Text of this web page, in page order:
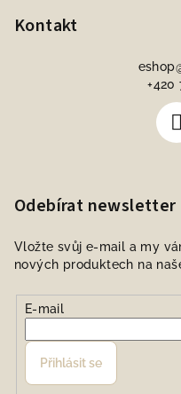
Kontakt
eshop
+420
Odebírat newsletter
Vložte svůj e-mail a my
nových produktech na
E-mail
Přihlásit se